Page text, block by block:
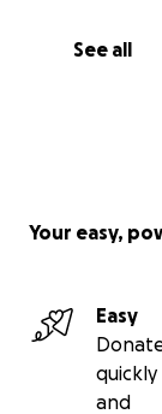
See all
Your easy,
Easy
quickly
and